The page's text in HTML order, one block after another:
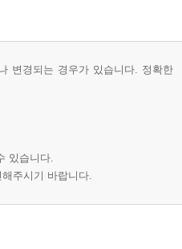
변경되는 경우가 있습니다. 정확한
있습니다.
주시기 바랍니다.